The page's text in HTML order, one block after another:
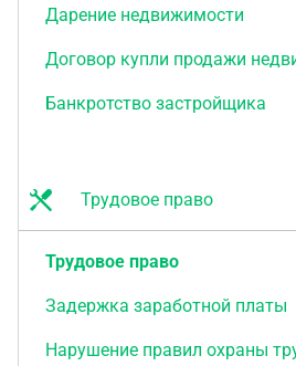
Дарение недвижимости
Договор купли продажи
Банкротство застройщика
Трудовое право
Трудовое право
Задержка заработной платы
Нарушение правил охраны